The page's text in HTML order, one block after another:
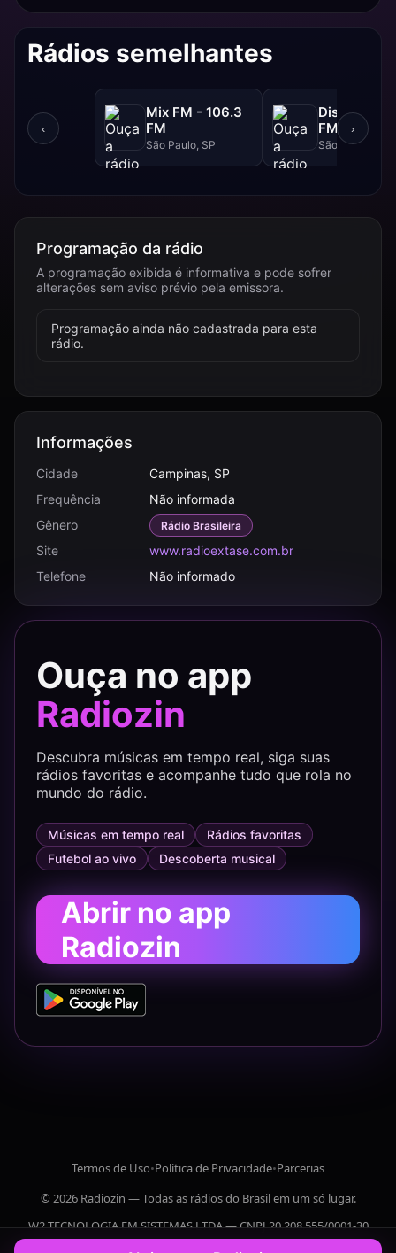
Rádios semelhantes
‹
Mix FM - 106.3
FM
São Paulo, SP
Disney -
FM
São Paulo, SP
›
Programação da rádio
A programação exibida é informativa e pode sofrer
alterações sem aviso prévio pela emissora.
Programação ainda não cadastrada para esta
rádio.
Informações
Cidade
Campinas, SP
Frequência
Não informada
Gênero
Rádio Brasileira
Site
www.radioextase.com.br
Telefone
Não informado
Ouça no app
Radiozin
Descubra músicas em tempo real, siga suas
rádios favoritas e acompanhe tudo que rola no
mundo do rádio.
Músicas em tempo real
Rádios favoritas
Futebol ao vivo
Descoberta musical
Abrir no app
Radiozin
Termos de Uso•Política de Privacidade•Parcerias
© 2026 Radiozin — Todas as rádios do Brasil em um só lugar.
W2 TECNOLOGIA EM SISTEMAS LTDA — CNPJ 20.208.555/0001-30